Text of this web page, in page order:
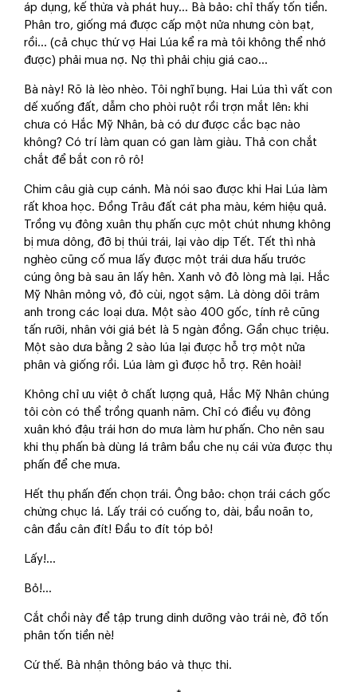
áp dụng, kế thừa và phát huy... Bà bảo: chỉ thấy tốn tiền.
Phân tro, giống má được cấp một nửa nhưng còn bạt,
rồi… (cả chục thứ vợ Hai Lúa kể ra mà tôi không thể nhớ
được) phải mua nợ. Nợ thì phải chịu giá cao...
Bà này! Rõ là lèo nhèo. Tôi nghĩ bụng. Hai Lúa thì vất con
dế xuống đất, dẫm cho phòi ruột rồi trợn mắt lên: khi
chưa có Hắc Mỹ Nhân, bà có dư được cắc bạc nào
không? Có trí làm quan có gan làm giàu. Thả con chắt
chắt để bắt con rô rô!
Chim câu già cụp cánh. Mà nói sao được khi Hai Lúa làm
rất khoa học. Đồng Trâu đất cát pha màu, kém hiệu quả.
Trồng vụ đông xuân thụ phấn cực một chút nhưng không
bị mưa dông, đỡ bị thúi trái, lại vào dịp Tết. Tết thì nhà
nghèo cũng cố mua lấy được một trái dưa hấu trước
cúng ông bà sau ăn lấy hên. Xanh vỏ đỏ lòng mà lại. Hắc
Mỹ Nhân mỏng vỏ, đỏ cùi, ngọt sậm. Là dòng dõi trâm
anh trong các loại dưa. Một sào 400 gốc, tính rẻ cũng
tấn rưỡi, nhân với giá bét là 5 ngàn đồng. Gần chục triệu.
Một sào dưa bằng 2 sào lúa lại được hỗ trợ một nửa
phân và giống rồi. Lúa làm gì được hỗ trợ. Rên hoài!
Không chỉ ưu việt ở chất lượng quả, Hắc Mỹ Nhân chúng
tôi còn có thể trồng quanh năm. Chỉ có điều vụ đông
xuân khó đậu trái hơn do mưa làm hư phấn. Cho nên sau
khi thụ phấn bà dùng lá trâm bầu che nụ cái vừa được thụ
phấn để che mưa.
Hết thụ phấn đến chọn trái. Ông bảo: chọn trái cách gốc
chừng chục lá. Lấy trái có cuống to, dài, bầu noãn to,
cân đầu cân đít! Đầu to đít tóp bỏ!
Lấy!...
Bỏ!...
Cắt chồi này để tập trung dinh dưỡng vào trái nè, đỡ tốn
phân tốn tiền nè!
Cứ thế. Bà nhận thông báo và thực thi.